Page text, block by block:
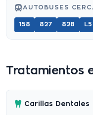
AUTOBUSES
158 827 828 L5
Tratamientos
Carillas Dentales